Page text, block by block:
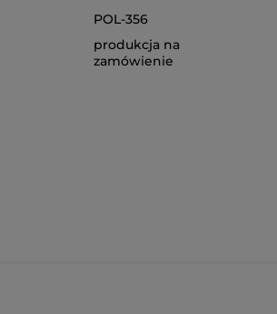
POL-356
produkcja na
zamówienie